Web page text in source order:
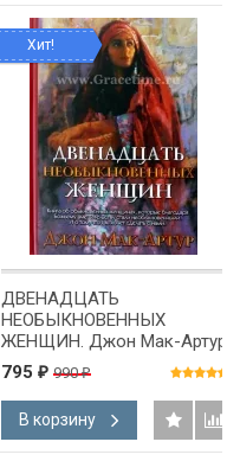
Хит!
ДВЕНАДЦАТЬ
НЕОБЫКНОВЕННЫХ
ЖЕНЩИН. Джон Мак-Артур
795 ₽ 990₽
В корзину